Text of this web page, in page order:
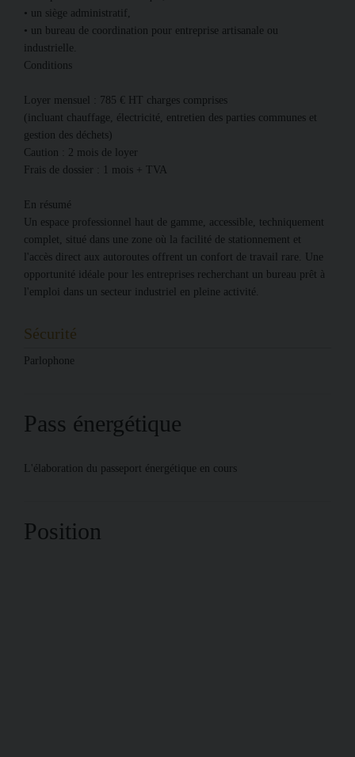
• un siège administratif,
• un bureau de coordination pour entreprise artisanale ou
industrielle.
Conditions
Loyer mensuel : 785 € HT charges comprises
(incluant chauffage, électricité, entretien des parties communes et
gestion des déchets)
Caution : 2 mois de loyer
Frais de dossier : 1 mois + TVA
En résumé
Un espace professionnel haut de gamme, accessible, techniquement
complet, situé dans une zone où la facilité de stationnement et
l'accès direct aux autoroutes offrent un confort de travail rare. Une
opportunité idéale pour les entreprises recherchant un bureau prêt à
l'emploi dans un secteur industriel en pleine activité.
Sécurité
Parlophone
Pass énergétique
L'élaboration du passeport énergétique en cours
Position